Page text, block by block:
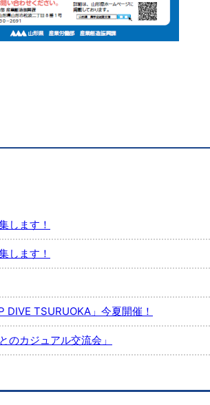
します！
します！
DIVE TSURUOKA」今夏開催！
のカジュアル交流会」